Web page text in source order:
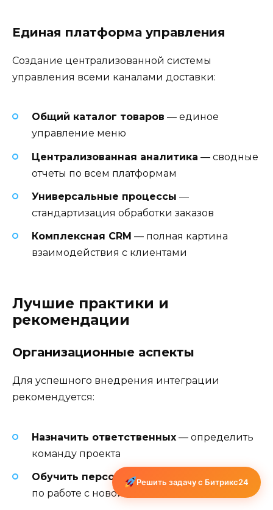
Единая платформа управления
Создание централизованной системы
управления всеми каналами доставки:
Общий каталог товаров — единое
управление меню
Централизованная аналитика — сводные
отчеты по всем платформам
Универсальные процессы —
стандартизация обработки заказов
Комплексная CRM — полная картина
взаимодействия с клиентами
Лучшие практики и
рекомендации
Организационные аспекты
Для успешного внедрения интеграции
рекомендуется:
Назначить ответственных — определить
команду проекта
Обучить персонал— провести тренинги
по работе с новой системой
Решить задачу с Битрикс24